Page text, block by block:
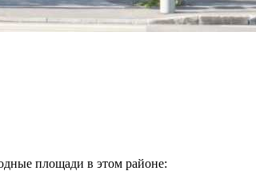
площади в этом районе: